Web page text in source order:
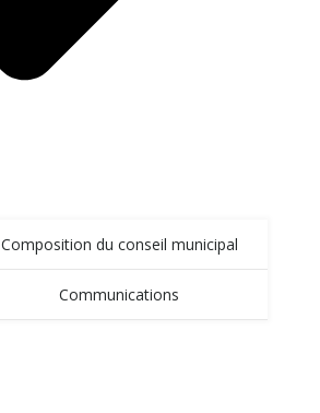
Composition du conseil municipal
Communications